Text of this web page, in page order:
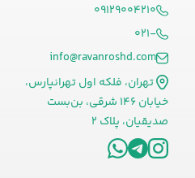
۰۹۱۲۹۰۰۴۲۱۰
۰۲۱-
info@ravanroshd.com
تهران، فلکه اول تهرانپارس،
خیابان ۱۴۶ شرقی، بن‌بست
صدیقیان، پلاک ۲